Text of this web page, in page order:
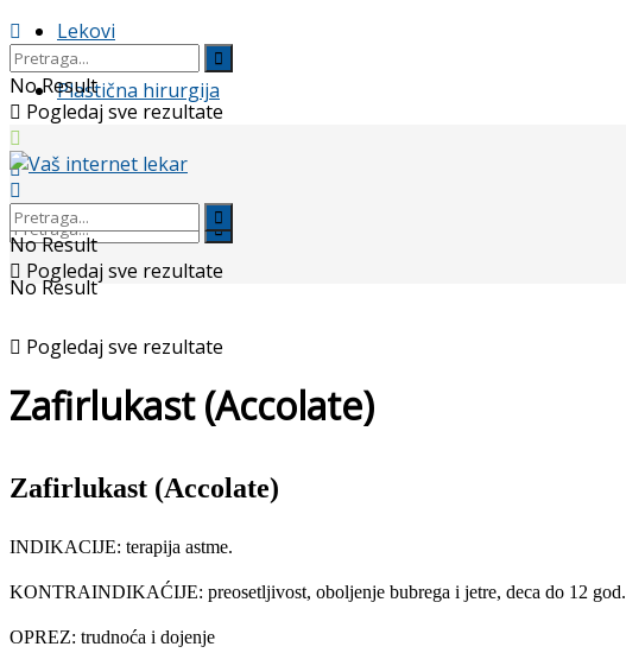
Lekovi
Plastična hirurgija
No Result
Pogledaj sve rezultate
No Result
Pogledaj sve rezultate
No Result
Pogledaj sve rezultate
Zafirlukast (Accolate)
Zafirlukast (Accolate)
INDIKACIJE: terapija astme.
KONTRAINDIKAĆIJE: preosetljivost, oboljenje bubrega i jetre, deca do 12 god.
OPREZ: trudnoća i dojenje